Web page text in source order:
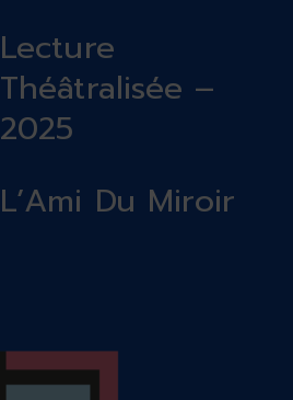
Lecture
Théâtralisée –
2025
L’Ami Du Miroir